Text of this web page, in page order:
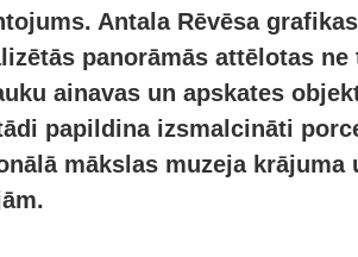
Antala Rēvēsa
panorāmās attēlotas
ainavas un apskates
papildina izsmalcināti
mākslas muzeja krājuma